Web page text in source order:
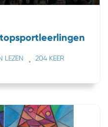
LEZEN
204 KEER